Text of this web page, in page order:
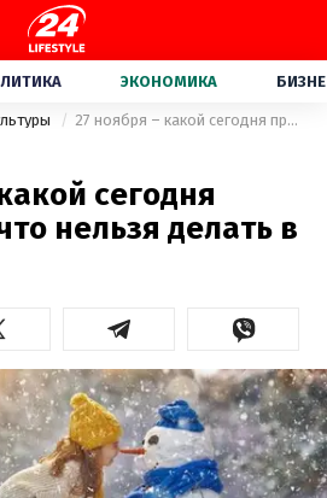
ЭКОНОМИКА
27 ноября – какой сегодня праздник и что нельзя делать в этот день
сегодня
нельзя делать в